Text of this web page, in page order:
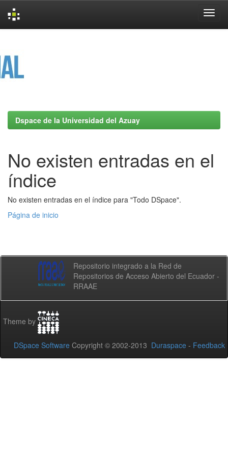
Dspace de la Universidad del Azuay
No existen entradas en el
índice
No existen entradas en el índice para "Todo DSpace".
Página de inicio
Repositorio integrado a la Red de
Repositorios de Acceso Abierto del Ecuador -
RRAAE
Theme by
DSpace Software Copyright © 2002-2013 Duraspace - Feedback